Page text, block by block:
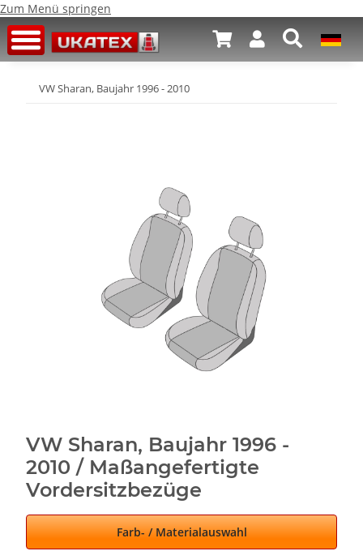
Zum Menü springen
VW Sharan, Baujahr 1996 - 2010
VW Sharan, Baujahr 1996 -
2010 / Maßangefertigte
Vordersitzbezüge
Farb- / Materialauswahl